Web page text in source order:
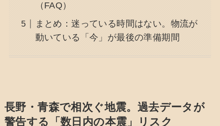
（FAQ）
まとめ：迷っている時間はない。物流が
動いている「今」が最後の準備期間
長野・青森で相次ぐ地震。過去データが
警告する「数日内の本震」リスク